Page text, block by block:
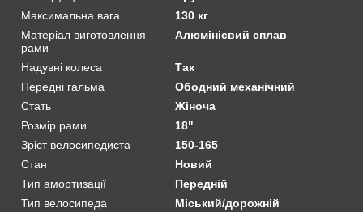
Максимальна вага
130 кг
Матеріал виготовлення
рами
Алюмінієвий сплав
Надувні колеса
Так
Передні гальма
Ободний механічний
Стать
Жіноча
Розмір рами
18"
Зріст велосипедиста
150-165
Стан
Новий
Тип амортизації
Передній
Тип велосипеда
Міський/дорожній